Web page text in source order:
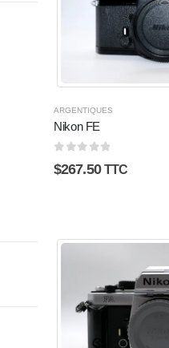
ARGENTIQUES
Nikon FE
$267.50 TTC